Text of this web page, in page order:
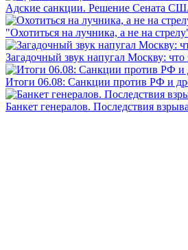
Адские санкции. Решение Сената
"Охотиться на лучника, а не на
Загадочный звук напугал Москву: что
Итоги 06.08: Санкции против РФ и
Банкет генералов. Последствия